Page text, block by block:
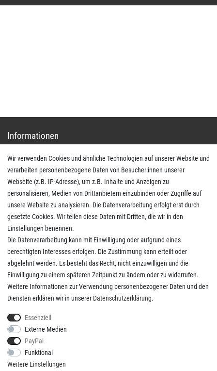
Informationen
Impressum
AGB
Daten­schutz­erklärung
Widerrufs­recht
Kaufvertrag widerrufen
Kunden Service
Anmelden
Registrieren
Kontakt
Wir verwenden Cookies und ähnliche Technologien auf unserer Website und
verarbeiten personenbezogene Daten von Besucher:innen unserer
Webseite (z.B. IP-Adresse), um z.B. Inhalte und Anzeigen zu
personalisieren, Medien von Drittanbietern einzubinden oder Zugriffe auf
unsere Website zu analysieren. Die Datenverarbeitung erfolgt erst durch
gesetzte Cookies. Wir teilen diese Daten mit Dritten, die wir in den
Einstellungen benennen.
Die Datenverarbeitung kann mit Einwilligung oder aufgrund eines
berechtigten Interesses erfolgen. Die Zustimmung kann erteilt oder
abgelehnt werden. Es besteht das Recht, nicht einzuwilligen und die
Einwilligung zu einem späteren Zeitpunkt zu ändern oder zu widerrufen.
Weitere Informationen zur Verwendung personenbezogener Daten und den
Diensten erklären wir in unserer Daten­schutz­erklärung.
Essenziell
Externe Medien
PayPal
Funktional
Weitere Einstellungen